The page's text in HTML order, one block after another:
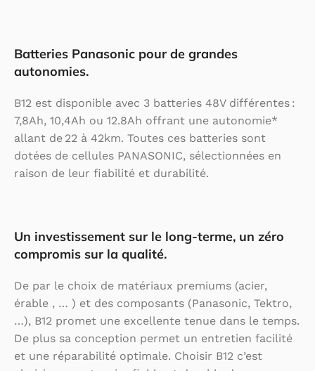
Batteries Panasonic pour de grandes
autonomies.
B12 est disponible avec 3 batteries 48V différentes :
7,8Ah, 10,4Ah ou 12.8Ah offrant une autonomie*
allant de 22 à 42km. Toutes ces batteries sont
dotées de cellules PANASONIC, sélectionnées en
raison de leur fiabilité et durabilité.
Un investissement sur le long-terme, un zéro
compromis sur la qualité.
De par le choix de matériaux premiums (acier,
érable , … ) et des composants (Panasonic, Tektro,
…), B12 promet une excellente tenue dans le temps.
De plus sa conception permet un entretien facilité
et une réparabilité optimale. Choisir B12 c’est